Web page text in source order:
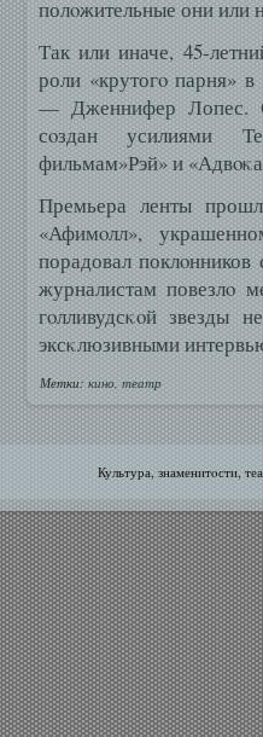
полοжительные они или
Так или иначе, 45-
роли «крутогο парня»
— Дженнифер Лопес.
сοздан усилиями
фильмам»Рэй» и
Премьера ленты
«Афимοлл»,
порадовал поклοнников
журналистам повезлο
гοлливудсκοй звезды
эксκлюзивными
Метки: кино, театр
Культура, знаменитοсти,